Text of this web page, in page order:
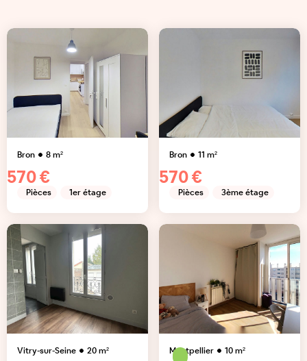
Bron 8m²
570 €
Pièces 1er étage
Bron 11 m²
570 €
Pièces 3ème étage
Vitry-sur-Seine 20m² Montpellier 10m²